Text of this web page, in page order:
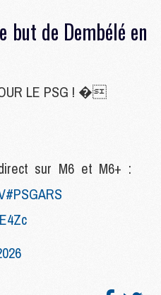
but de Dembélé en
LE PSG ! �
sur M6 et M6+ :
#PSGARS